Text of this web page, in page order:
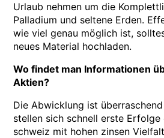
Urlaub nehmen um die
Palladium und seltene Erden.
wie viel genau möglich ist,
neues Material hochladen.
Wo findet man Informationen
Aktien?
Die Abwicklung ist
stellen sich schnell erste Erfolge
schweiz mit hohen zinsen